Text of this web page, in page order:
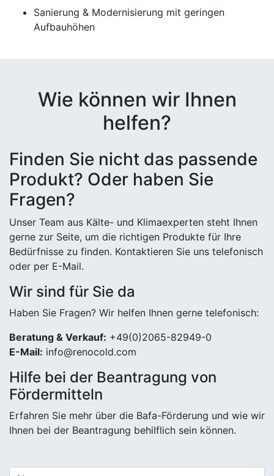
Sanierung & Modernisierung mit geringen
Aufbauhöhen
Wie können wir Ihnen
helfen?
Finden Sie nicht das passende
Produkt? Oder haben Sie
Fragen?
Unser Team aus Kälte- und Klimaexperten steht Ihnen
gerne zur Seite, um die richtigen Produkte für Ihre
Bedürfnisse zu finden. Kontaktieren Sie uns telefonisch
oder per E-Mail.
Wir sind für Sie da
Haben Sie Fragen? Wir helfen Ihnen gerne telefonisch:
Beratung & Verkauf: +49(0)2065-82949-0
E-Mail: info@renocold.com
Hilfe bei der Beantragung von
Fördermitteln
Erfahren Sie mehr über die Bafa-Förderung und wie wir
Ihnen bei der Beantragung behilflich sein können.